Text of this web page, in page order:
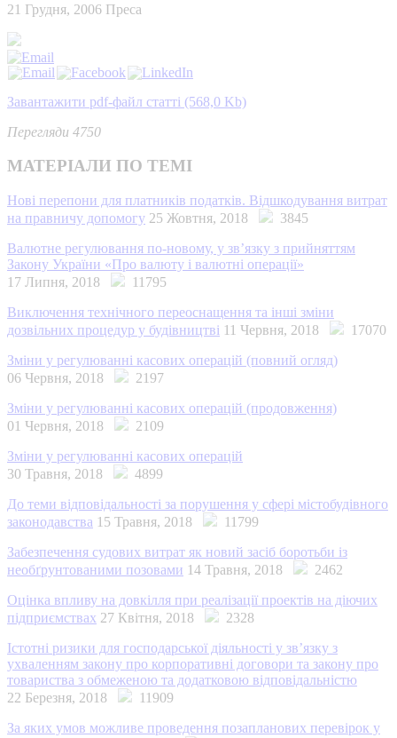
21 Грудня, 2006 Преса
Завантажити pdf-файл статті (568,0 Kb)
Перегляди 4750
МАТЕРІАЛИ ПО ТЕМІ
Нові перепони для платників податків. Відшкодування витрат
на правничу допомогу 25 Жовтня, 2018
3845
Валютне регулювання по-новому, у зв’язку з прийняттям
Закону України «Про валюту і валютні операції»
17 Липня, 2018
11795
Виключення технічного переоснащення та інші зміни
дозвільних процедур у будівництві 11 Червня, 2018
17070
Зміни у регулюванні касових операцій (повний огляд)
06 Червня, 2018
2197
Зміни у регулюванні касових операцій (продовження)
01 Червня, 2018
2109
Зміни у регулюванні касових операцій
30 Травня, 2018
4899
До теми відповідальності за порушення у сфері містобудівного
законодавства 15 Травня, 2018
11799
Забезпечення судових витрат як новий засіб боротьби із
необґрунтованими позовами 14 Травня, 2018
2462
Оцінка впливу на довкілля при реалізації проектів на діючих
підприємствах 27 Квітня, 2018
2328
Істотні ризики для господарської діяльності у зв’язку з
ухваленням закону про корпоративні договори та закону про
товариства з обмеженою та додатковою відповідальністю
22 Березня, 2018
11909
За яких умов можливе проведення позапланових перевірок у